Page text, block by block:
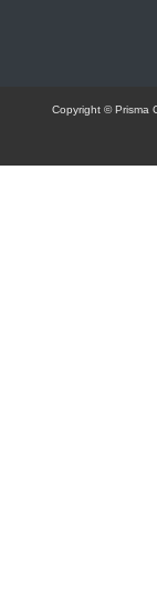
Copyright © Prisma